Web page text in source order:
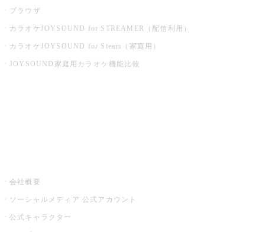
ブラウザ
カラオケJOYSOUND for STREAMER（配信利用）
カラオケJOYSOUND for Steam（家庭用）
JOYSOUND家庭用カラオケ機能比較
会社概要
ソーシャルメディア 公式アカウント
公式キャラクター